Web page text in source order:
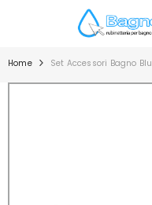
Home Set Accessori Bagno Blu